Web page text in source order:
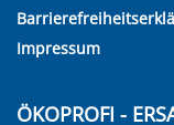
Impressum
ÖKOPROFI -